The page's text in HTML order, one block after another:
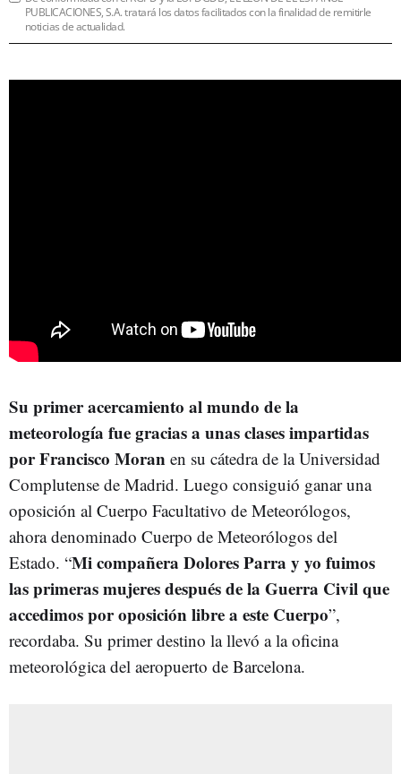
PUBLICACIONES, S.A. tratará los datos facilitados con la finalidad de remitirle
noticias de actualidad.
Su primer acercamiento al mundo de la
meteorología fue gracias a unas clases impartidas
por Francisco Moran en su cátedra de la Universidad
Complutense de Madrid. Luego consiguió ganar una
oposición al Cuerpo Facultativo de Meteorólogos,
ahora denominado Cuerpo de Meteorólogos del
Estado. “Mi compañera Dolores Parra y yo fuimos
las primeras mujeres después de la Guerra Civil que
accedimos por oposición libre a este Cuerpo”,
recordaba. Su primer destino la llevó a la oficina
meteorológica del aeropuerto de Barcelona.